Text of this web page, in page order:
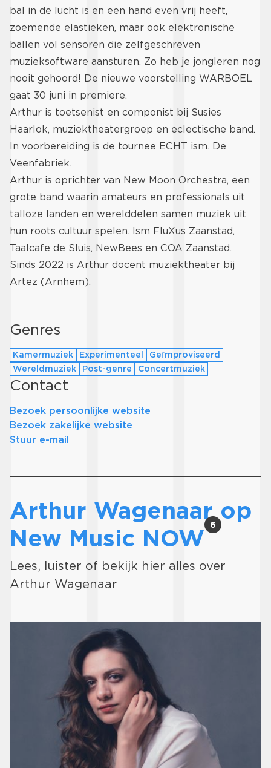
bal in de lucht is en een hand even vrij heeft,
zoemende elastieken, maar ook elektronische
ballen vol sensoren die zelfgeschreven
muzieksoftware aansturen. Zo heb je jongleren nog
nooit gehoord! De nieuwe voorstelling WARBOEL
gaat 30 juni in premiere.
Arthur is toetsenist en componist bij Susies
Haarlok, muziektheatergroep en eclectische band.
In voorbereiding is de tournee ECHT ism. De
Veenfabriek.
Arthur is oprichter van New Moon Orchestra, een
grote band waarin amateurs en professionals uit
talloze landen en werelddelen samen muziek uit
hun roots cultuur spelen. Ism FluXus Zaanstad,
Taalcafe de Sluis, NewBees en COA Zaanstad.
Sinds 2022 is Arthur docent muziektheater bij
Artez (Arnhem).
Genres
Kamermuziek Experimenteel
Geïmproviseerd
Wereldmuziek
Post-genre Concertmuziek
Contact
Bezoek persoonlijke website
Bezoek zakelijke website
Stuur e-mail
Arthur Wagenaar op
New Music NOW6
Lees, luister of bekijk hier alles over
Arthur Wagenaar